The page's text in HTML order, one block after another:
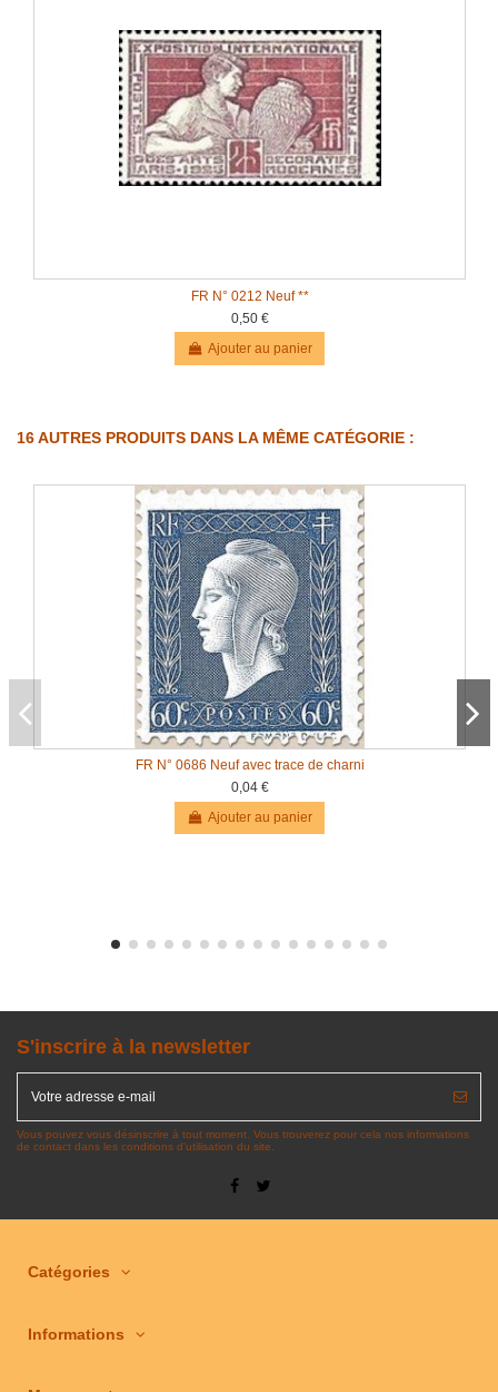
FR N° 0212 Neuf **
0,50 €
Ajouter au panier
16 AUTRES PRODUITS DANS LA MÊME CATÉGORIE :
FR N° 0686 Neuf avec trace de charni
0,04 €
Ajouter au panier
S'inscrire à la newsletter
Vous pouvez vous désinscrire à tout moment. Vous trouverez pour cela nos informations
de contact dans les conditions d'utilisation du site.
Catégories
Informations